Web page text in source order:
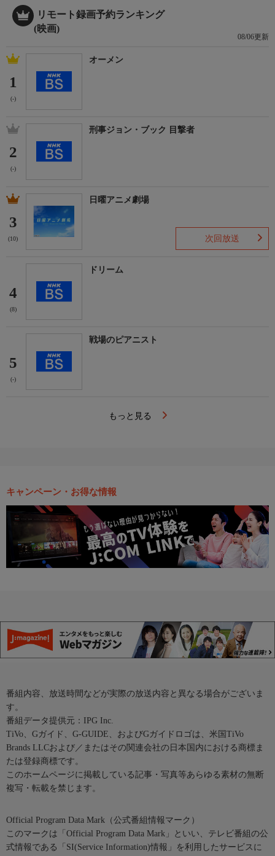
殊工作員“名もなき男”は、テロリストに拘束される。自決用の毒
を飲んで昏睡状態から目覚めると、男は謎の組織に救出されてい
た。その組織の一員として認められた男は、あるミッションを命
を阻止するというもの。陰謀の中心人物である武器商人セイター
を抹殺すべく、彼の妻キャットに近づくが…。
製作年度など
製作:2020年 英=米
リモート録画予約ランキング
(映画)
08/06更新
1
(-)
オーメン
2
(-)
刑事ジョン・ブック 目撃者
3
(10)
日曜アニメ劇場
次回放送
4
(8)
ドリーム
5
(-)
戦場のピアニスト
もっと見る
キャンペーン・お得な情報
番組内容、放送時間などが実際の放送内容と異なる場合がございま
す。
番組データ提供元：IPG Inc.
TiVo、Gガイド、G-GUIDE、およびGガイドロゴは、米国TiVo
Brands LLCおよび／またはその関連会社の日本国内における商標ま
たは登録商標です。
このホームページに掲載している記事・写真等あらゆる素材の無断
複写・転載を禁じます。
Official Program Data Mark（公式番組情報マーク）
このマークは「Official Program Data Mark」といい、テレビ番組の公
式情報である「SI(Service Information)情報」を利用したサービスに